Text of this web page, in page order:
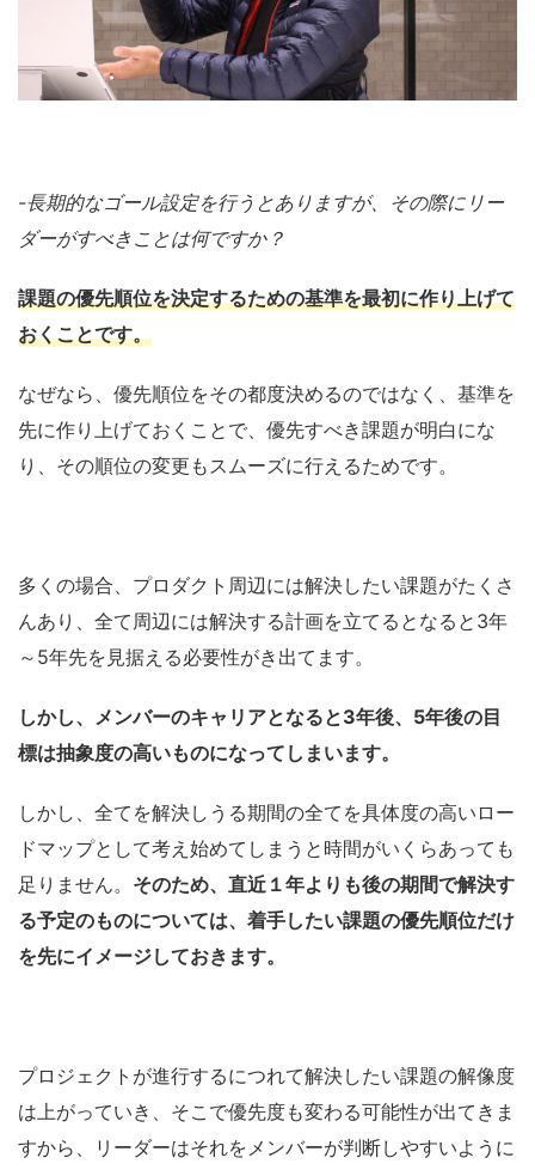
-長期的なゴール設定を行うとありますが、その際にリー
ダーがすべきことは何ですか？
課題の優先順位を決定するための基準を最初に作り上げて
おくことです。
なぜなら、優先順位をその都度決めるのではなく、基準を
先に作り上げておくことで、優先すべき課題が明白にな
り、その順位の変更もスムーズに行えるためです。
多くの場合、プロダクト周辺には解決したい課題がたくさ
んあり、全て周辺には解決する計画を立てるとなると3年
～5年先を見据える必要性がき出てます。
しかし、メンバーのキャリアとなると3年後、5年後の目
標は抽象度の高いものになってしまいます。
しかし、全てを解決しうる期間の全てを具体度の高いロー
ドマップとして考え始めてしまうと時間がいくらあっても
足りません。 そのため、直近１年よりも後の期間で解決す
る予定のものについては、着手したい課題の優先順位だけ
を先にイメージしておきます。
プロジェクトが進行するにつれて解決したい課題の解像度
は上がっていき、そこで優先度も変わる可能性が出てきま
すから、リーダーはそれをメンバーが判断しやすいように